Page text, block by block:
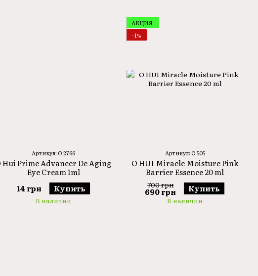
Артикул: O 2766
Hui Prime Advancer De Aging
Eye Cream 1ml
14 грн
Купить
В наличии
АКЦИЯ
−1%
Артикул: O 505
O HUI Miracle Moisture Pink
Barrier Essence 20 ml
700 грн
690 грн Купить
В наличии